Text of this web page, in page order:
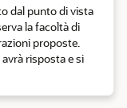
dal punto di vista
la facoltà di
proposte.
risposta e si